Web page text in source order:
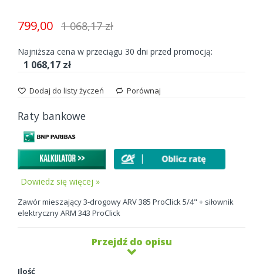
799,00 1 068,17 zł
Najniższa cena w przeciągu 30 dni przed promocją:
1 068,17 zł
Dodaj do listy życzeń Porównaj
Raty bankowe
Dowiedz się więcej »
Zawór mieszający 3-drogowy ARV 385 ProClick 5/4" + siłownik
elektryczny ARM 343 ProClick
Przejdź do opisu
Ilość